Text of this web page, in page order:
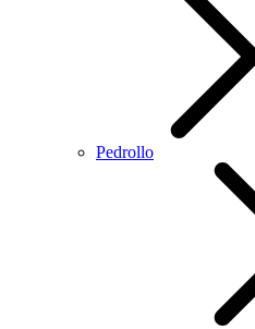
Pedrollo